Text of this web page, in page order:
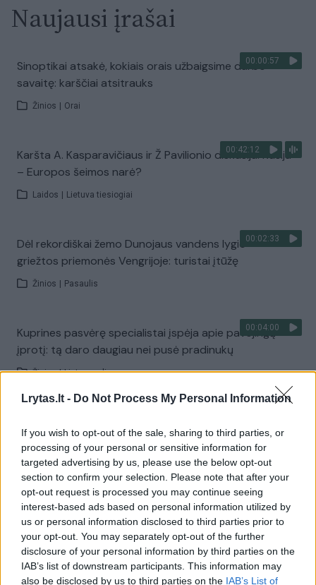
Lrytas.lt - Do Not Process My Personal Information
If you wish to opt-out of the sale, sharing to third parties, or
processing of your personal or sensitive information for
targeted advertising by us, please use the below opt-out
section to confirm your selection. Please note that after your
opt-out request is processed you may continue seeing
interest-based ads based on personal information utilized by
us or personal information disclosed to third parties prior to
your opt-out. You may separately opt-out of the further
disclosure of your personal information by third parties on the
IAB’s list of downstream participants. This information may
also be disclosed by us to third parties on the IAB’s List of
Naujausi įrašai
00:00:57
Sinoptikai atsakė, kokiais orais užbaigsime darbo
savaitę: karščiai atsitrauks
Žinios Orai
00:42:12
Karšta A. Kasparavičiaus ir Ž Pavilionio diskusija: Rusija
– Europos šeimos narė?
Laidos Lietuva tiesiogiai
00:02:33
Dėl rekordiškai žemo Dunojaus vandens lygio –
griežtos priemonės Vengrijoje: turistai įtūžę
Žinios Pasaulis
00:04:00
Kuprines pasvėrę specialistai įspėja apie pavojingą
įprotį: tą daro daugiau nei pusė pradinukų
Žinios | Lietuvos diena
Žiūrimiausi įrašai
00:00:30
Vaizdai iš tragiškos avarijos Vilniaus r.: dviejų moterų ir
vaiko gyvybių išgelbėti nepavyko
Žinios | Lietuvos diena